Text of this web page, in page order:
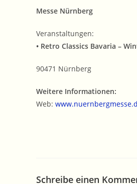
Messe Nürnberg
Veranstaltungen:
• Retro Classics Bavaria –
90471 Nürnberg
Weitere Informationen:
Web:
Schreibe einen